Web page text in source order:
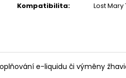
Kompatibilita: Lost Mary
e-liquidu či výměny